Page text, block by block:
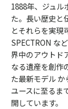
1888年、ジュ
た。長い歴史と
とそれらを実現
SPECTRON な
界中のアウトド
なる遺産を創作
た最新モデル
ユースに至るま
開しています。